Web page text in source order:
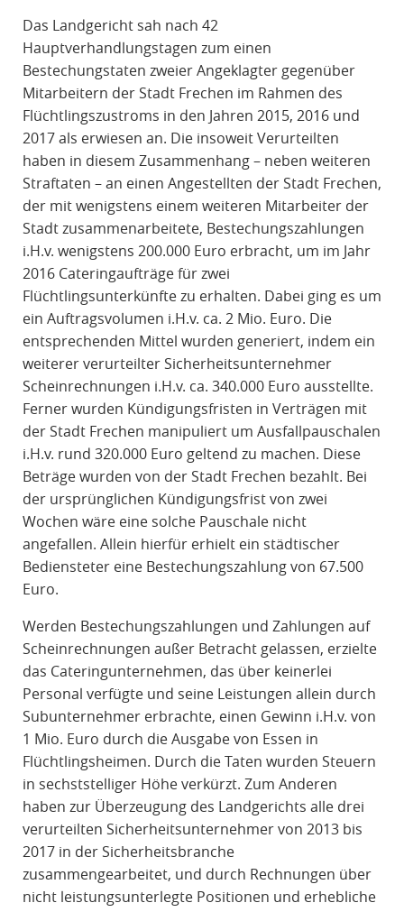
Das Landgericht sah nach 42
Hauptverhandlungstagen zum einen
Bestechungstaten zweier Angeklagter gegenüber
Mitarbeitern der Stadt Frechen im Rahmen des
Flüchtlingszustroms in den Jahren 2015, 2016 und
2017 als erwiesen an. Die insoweit Verurteilten
haben in diesem Zusammenhang – neben weiteren
Straftaten – an einen Angestellten der Stadt Frechen,
der mit wenigstens einem weiteren Mitarbeiter der
Stadt zusammenarbeitete, Bestechungszahlungen
i.H.v. wenigstens 200.000 Euro erbracht, um im Jahr
2016 Cateringaufträge für zwei
Flüchtlingsunterkünfte zu erhalten. Dabei ging es um
ein Auftragsvolumen i.H.v. ca. 2 Mio. Euro. Die
entsprechenden Mittel wurden generiert, indem ein
weiterer verurteilter Sicherheitsunternehmer
Scheinrechnungen i.H.v. ca. 340.000 Euro ausstellte.
Ferner wurden Kündigungsfristen in Verträgen mit
der Stadt Frechen manipuliert um Ausfallpauschalen
i.H.v. rund 320.000 Euro geltend zu machen. Diese
Beträge wurden von der Stadt Frechen bezahlt. Bei
der ursprünglichen Kündigungsfrist von zwei
Wochen wäre eine solche Pauschale nicht
angefallen. Allein hierfür erhielt ein städtischer
Bediensteter eine Bestechungszahlung von 67.500
Euro.
Werden Bestechungszahlungen und Zahlungen auf
Scheinrechnungen außer Betracht gelassen, erzielte
das Cateringunternehmen, das über keinerlei
Personal verfügte und seine Leistungen allein durch
Subunternehmer erbrachte, einen Gewinn i.H.v. von
1 Mio. Euro durch die Ausgabe von Essen in
Flüchtlingsheimen. Durch die Taten wurden Steuern
in sechststelliger Höhe verkürzt. Zum Anderen
haben zur Überzeugung des Landgerichts alle drei
verurteilten Sicherheitsunternehmer von 2013 bis
2017 in der Sicherheitsbranche
zusammengearbeitet, und durch Rechnungen über
nicht leistungsunterlegte Positionen und erhebliche